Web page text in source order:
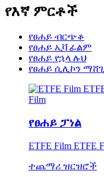
የእኛ ምርቶች
የፀሐይ ብርጭቆ
የፀሐይ ኢቫ ፊልም
የፀሐይ የኋላ ሉህ
የፀሐይ ሲሊኮን
የፀሐይ ፓነል
ETFE Film ETFE
ተጨማሪ ዝርዝሮች